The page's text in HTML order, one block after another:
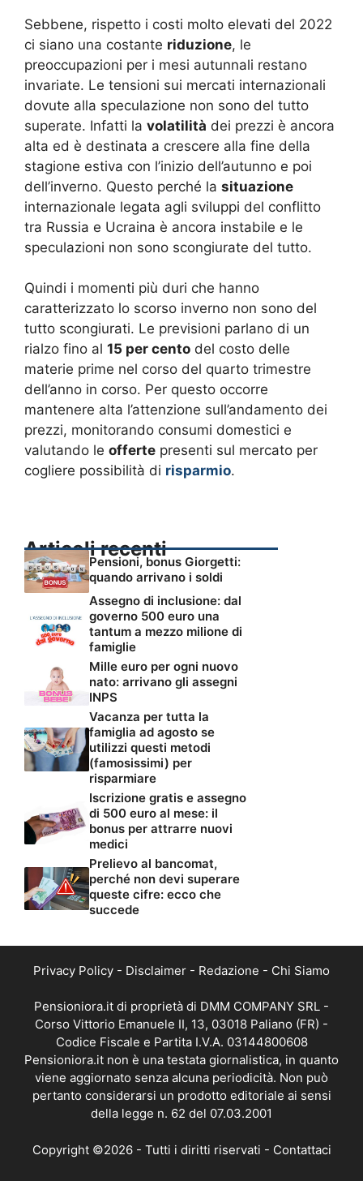
Sebbene, rispetto i costi molto elevati del 2022
ci siano una costante riduzione, le
preoccupazioni per i mesi autunnali restano
invariate. Le tensioni sui mercati internazionali
dovute alla speculazione non sono del tutto
superate. Infatti la volatilità dei prezzi è ancora
alta ed è destinata a crescere alla fine della
stagione estiva con l’inizio dell’autunno e poi
dell’inverno. Questo perché la situazione
internazionale legata agli sviluppi del conflitto
tra Russia e Ucraina è ancora instabile e le
speculazioni non sono scongiurate del tutto.
Quindi i momenti più duri che hanno
caratterizzato lo scorso inverno non sono del
tutto scongiurati. Le previsioni parlano di un
rialzo fino al 15 per cento del costo delle
materie prime nel corso del quarto trimestre
dell’anno in corso. Per questo occorre
mantenere alta l’attenzione sull’andamento dei
prezzi, monitorando consumi domestici e
valutando le offerte presenti sul mercato per
cogliere possibilità di risparmio.
Articoli recenti
Pensioni, bonus Giorgetti:
quando arrivano i soldi
Assegno di inclusione: dal
governo 500 euro una
tantum a mezzo milione di
famiglie
Mille euro per ogni nuovo
nato: arrivano gli assegni
INPS
Vacanza per tutta la
famiglia ad agosto se
utilizzi questi metodi
(famosissimi) per
risparmiare
Iscrizione gratis e assegno
di 500 euro al mese: il
bonus per attrarre nuovi
medici
Prelievo al bancomat,
perché non devi superare
queste cifre: ecco che
succede
Privacy Policy - Disclaimer - Redazione - Chi Siamo
Pensioniora.it di proprietà di DMM COMPANY SRL -
Corso Vittorio Emanuele II, 13, 03018 Paliano (FR) -
Codice Fiscale e Partita I.V.A. 03144800608
Pensioniora.it non è una testata giornalistica, in quanto
viene aggiornato senza alcuna periodicità. Non può
pertanto considerarsi un prodotto editoriale ai sensi
della legge n. 62 del 07.03.2001
Copyright ©2026 - Tutti i diritti riservati - Contattaci